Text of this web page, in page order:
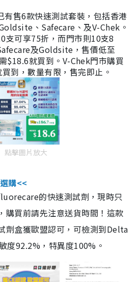
有售6款快速測試套裝，包括香港
、Safecare、及V-Chek。
支可享75折，而門市則10支8
及Goldsite，售價低至
$18.6就買到。V-Chek門市購買
到，數量有限，售完即止。
點擊圖片放大
購<<
的快速測試劑，現時只
購買前請先注意送貨時間！這款
劑盒獲歐盟認可，可檢測到Delta
度92.2%，特異度100%。